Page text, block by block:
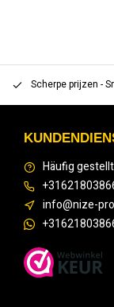
Scherpe prijzen -
Häufig
info@nize-